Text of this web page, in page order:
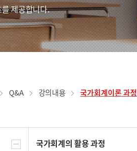
제공합니다.
Q&A 강의내용 국가회계이론 과정
국가회계의 활용 과정